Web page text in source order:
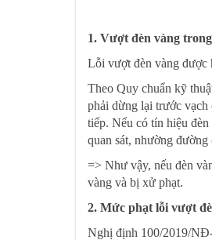
1. Vượt đèn vàng
Lỗi vượt đèn vàng được
Theo Quy chuẩn kỹ
phải dừng lại trước
tiếp. Nếu có tín hiệu
quan sát, nhường
=> Như vậy, nếu đèn
vàng và bị xử phạt.
2. Mức phạt lỗi vượt
Nghị định 100/2019/